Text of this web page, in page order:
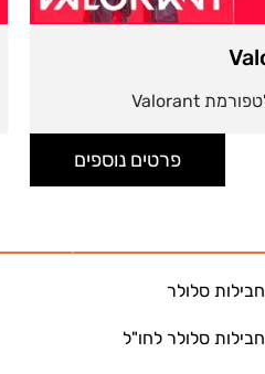
פרטים נוספים
חבילות סלולר
חבילות סלולר לחו"ל